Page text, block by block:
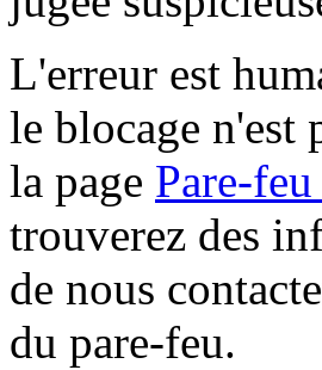
L'erreur est
le blocage n'est
la page Pare-
trouverez des
de nous
du pare-feu.